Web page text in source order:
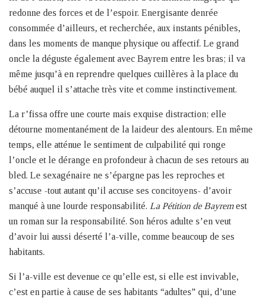
redonne des forces et de l’espoir. Energisante denrée
consommée d’ailleurs, et recherchée, aux instants pénibles,
dans les moments de manque physique ou affectif. Le grand
oncle la déguste également avec Bayrem entre les bras; il va
même jusqu’à en reprendre quelques cuillères à la place du
bébé auquel il s’attache très vite et comme instinctivement.
La r’fissa offre une courte mais exquise distraction; elle
détourne momentanément de la laideur des alentours. En même
temps, elle atténue le sentiment de culpabilité qui ronge
l’oncle et le dérange en profondeur à chacun de ses retours au
bled. Le sexagénaire ne s’épargne pas les reproches et
s’accuse -tout autant qu’il accuse ses concitoyens- d’avoir
manqué à une lourde responsabilité. La Pétition de Bayremest
un roman sur la responsabilité. Son héros adulte s’en veut
d’avoir lui aussi déserté l’a-ville, comme beaucoup de ses
habitants.
Si l’a-ville est devenue ce qu’elle est, si elle est invivable,
c’est en partie à cause de ses habitants “adultes” qui, d’une